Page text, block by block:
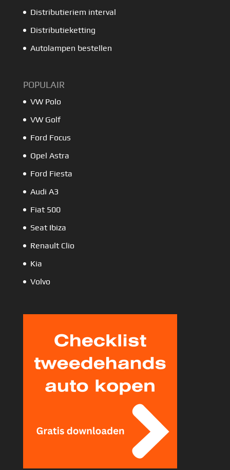
Distributieriem interval
Distributieketting
Autolampen bestellen
POPULAIR
VW Polo
VW Golf
Ford Focus
Opel Astra
Ford Fiesta
Audi A3
Fiat 500
Seat Ibiza
Renault Clio
Kia
Volvo